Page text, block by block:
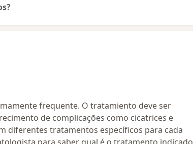
frequente. O tratamiento deve ser
de complicações como cicatrices e
diferentes tratamentos específicos para cada